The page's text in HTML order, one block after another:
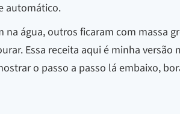
automático.
água, outros ficaram com massa
Essa receita aqui é minha versão
o passo a passo lá embaixo,